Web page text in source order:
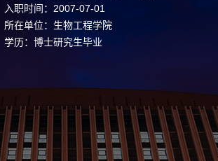
入职时间：2007-07-01
所在单位：生物工程学院
学历：博士研究生毕业